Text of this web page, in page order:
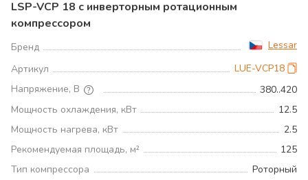
LSP-VCР 18 с инверторным ротационным
компрессором
Бренд
Lessar
Артикул
LUE-VCР18
Напряжение, В
380..420
Мощность охлаждения, кВт
12.5
Мощность нагрева, кВт
2.5
Рекомендуемая площадь, м²
125
Тип компрессора
Роторный